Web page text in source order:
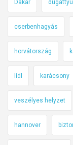
Dakar dugattyú
cserbenhagyás
horvátország
lidl karácsony
veszélyes helyzet
hannover